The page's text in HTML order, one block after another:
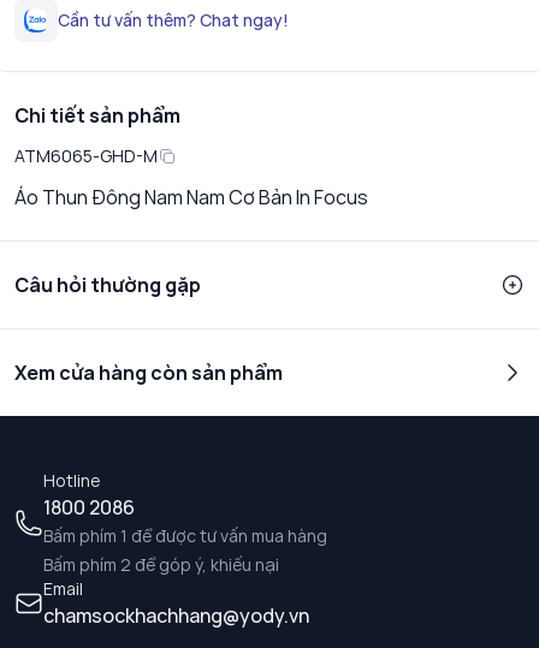
Cần tư vấn thêm? Chat ngay!
Chi tiết sản phẩm
ATM6065-GHD-M
Áo Thun Đông Nam Nam Cơ Bản In Focus
Câu hỏi thường gặp
Xem cửa hàng còn sản phẩm
Hotline
1800 2086
Bấm phím 1 để được tư vấn mua hàng
Bấm phím 2 để góp ý, khiếu nại
Email
chamsockhachhang@yody.vn